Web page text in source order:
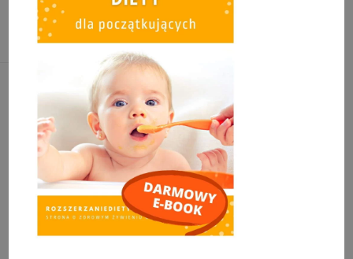
Tag:słodycze bez cukru